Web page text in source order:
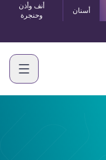
أسنان
أنف وأذن
وحنجرة